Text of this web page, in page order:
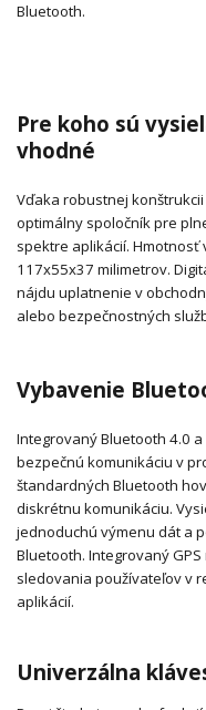
Bluetooth.
Pre koho sú
vhodné
Vďaka robustnej
optimálny spoločník pre
spektre aplikácií.
117x55x37 milimetrov.
nájdu uplatnenie v
alebo bezpečnostných
Vybavenie
Integrovaný Bluetooth 4.0
bezpečnú komunikáciu v
štandardných Bluetooth
diskrétnu komunikáciu.
jednoduchú výmenu dát a
Bluetooth. Integrovaný
sledovania používateľov v
aplikácií.
Univerzálna